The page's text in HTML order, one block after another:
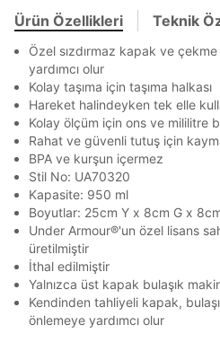
QNB
AnadoluBank World
Ürün Özellikleri Teknik
Özel sızdırmaz kapak ve çekme
yardımcı olur
Kolay taşıma için taşıma halkası
Hareket halindeyken tek elle
Kolay ölçüm için ons ve mililitre
Rahat ve güvenli tutuş için
BPA ve kurşun içermez
Stil No: UA70320
Kapasite: 950 ml
Boyutlar: 25cm Y x 8cm G x
Under Armour®'un özel lisans
üretilmiştir
İthal edilmiştir
Yalnızca üst kapak bulaşık
Kendinden tahliyeli kapak,
önlemeye yardımcı olur
Kapat
Ürün stoklara
bildirim
Kapat
Sipariş Numaranız *
Sorgula
En az 1 özel karakter
Aşağıdakileri okudum ve kabul
Kişisel verilerinizAydınlatma
uyarınca işlenecektir. Kişisel
Perakende Satış Giyim ve
tarafından ticari elektronik ileti
işlenmesini kabul ediyorum.
Sms
Çağrı Merkezi / Arama
Kişisel verilerimin Doğuş
Aksesuar Ticaret A.Ş.
markalara ait ürünlerin
Doğuş Grubu şirketlerinde
verilerimin kişiselleştirilmiş
amacıyla işlenmesini kabul
SMS
Bilgilerinizi güncellemek için
ile gelen kodu girerek telefon
SMS
Bilgilerinizi güncellemek için
ile gelen kodu girerek telefon